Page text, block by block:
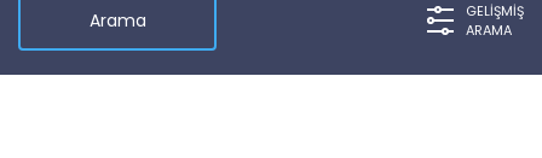
GELIŞMIŞ
ARAMA